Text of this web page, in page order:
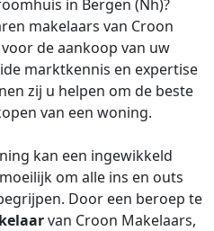
in Bergen (Nh)?
makelaars van Croon
de aankoop van uw
marktkennis en expertise
zij u helpen om de beste
van een woning.
kan een ingewikkeld
om alle ins en outs
Door een beroep te
van Croon Makelaars,